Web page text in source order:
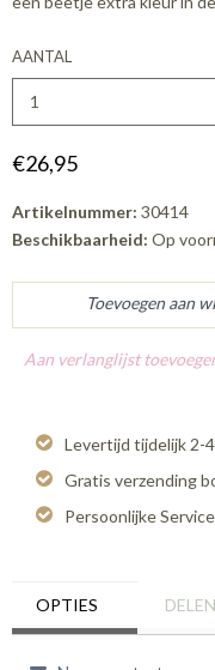
AANTAL
€26,95
Artikelnummer: 30414
Beschikbaarheid: Op
Aan verlanglijst
Levertijd tijdelijk 2-
Gratis verzending
Persoonlijke Service
OPTIES DELEN